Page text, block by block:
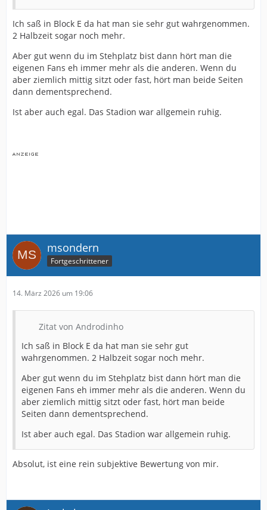
Ich saß in Block E da hat man sie sehr gut wahrgenommen.
2 Halbzeit sogar noch mehr.
Aber gut wenn du im Stehplatz bist dann hört man die
eigenen Fans eh immer mehr als die anderen. Wenn du
aber ziemlich mittig sitzt oder fast, hört man beide Seiten
dann dementsprechend.
Ist aber auch egal. Das Stadion war allgemein ruhig.
msondern
Fortgeschrittener
14. März 2026 um 19:06
Zitat von Androdinho
Ich saß in Block E da hat man sie sehr gut
wahrgenommen. 2 Halbzeit sogar noch mehr.
Aber gut wenn du im Stehplatz bist dann hört man die
eigenen Fans eh immer mehr als die anderen. Wenn du
aber ziemlich mittig sitzt oder fast, hört man beide
Seiten dann dementsprechend.
Ist aber auch egal. Das Stadion war allgemein ruhig.
Absolut, ist eine rein subjektive Bewertung von mir.